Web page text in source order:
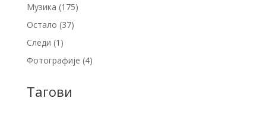
Музика (175)
Остало (37)
Следи (1)
Фотографије (4)
Тагови